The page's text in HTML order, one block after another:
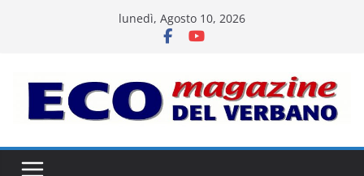
lunedì, Agosto 10, 2026